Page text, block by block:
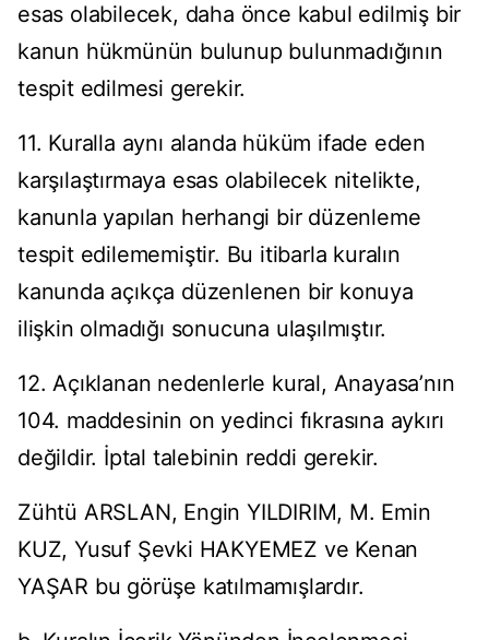
esas olabilecek, daha önce kabul edilmiş bir
kanun hükmünün bulunup bulunmadığının
tespit edilmesi gerekir.
11. Kuralla aynı alanda hüküm ifade eden
karşılaştırmaya esas olabilecek nitelikte,
kanunla yapılan herhangi bir düzenleme
tespit edilememiştir. Bu itibarla kuralın
kanunda açıkça düzenlenen bir konuya
ilişkin olmadığı sonucuna ulaşılmıştır.
12. Açıklanan nedenlerle kural, Anayasa’nın
104. maddesinin on yedinci fıkrasına aykırı
değildir. İptal talebinin reddi gerekir.
Zühtü ARSLAN, Engin YILDIRIM, M. Emin
KUZ, Yusuf Şevki HAKYEMEZ ve Kenan
YAŞAR bu görüşe katılmamışlardır.